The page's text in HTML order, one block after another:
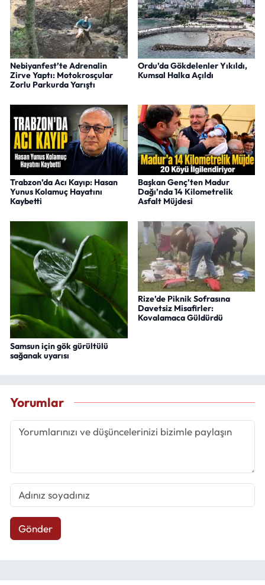
Nebiyanfest’te Adrenalin
Zirve Yaptı: Motokrosçular
Zorlu Parkurda Yarıştı
Ordu’da Gökdelenler Yıkıldı,
Kumsal Halka Açıldı
Trabzon’da Acı Kayıp: Hasan
Yunus Kolamuç Hayatını
Kaybetti
Başkan Genç’ten Madur
Dağı’nda 14 Kilometrelik
Asfalt Müjdesi
Samsun için gök gürültülü
sağanak uyarısı
Rize’de Piknik Sofrasına
Davetsiz Misafirler:
Kovalamaca Güldürdü
Yorumlar
Gönder